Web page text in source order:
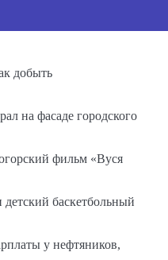
добыть
на фасаде городского
фильм «Вуся
баскетбольный
у нефтяников,